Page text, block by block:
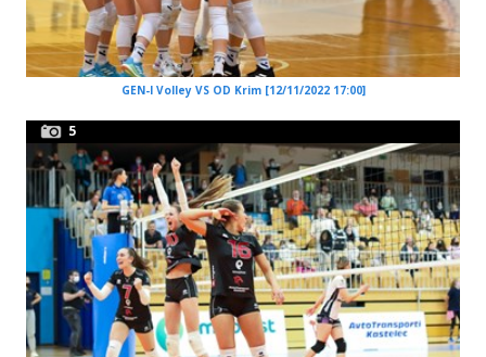
GEN-I Volley VS OD Krim [12/11/2022 17:00]
5